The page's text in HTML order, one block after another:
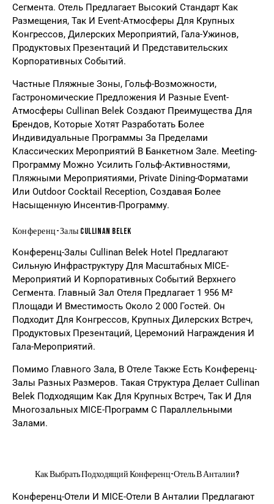
Сегмента. Отель Предлагает Высокий Стандарт Как
Размещения, Так И Event-Атмосферы Для Крупных
Конгрессов, Дилерских Мероприятий, Гала-Ужинов,
Продуктовых Презентаций И Представительских
Корпоративных Событий.
Частные Пляжные Зоны, Гольф-Возможности,
Гастрономические Предложения И Разные Event-
Атмосферы Cullinan Belek Создают Преимущества Для
Брендов, Которые Хотят Разработать Более
Индивидуальные Программы За Пределами
Классических Мероприятий В Банкетном Зале. Meeting-
Программу Можно Усилить Гольф-Активностями,
Пляжными Мероприятиями, Private Dining-Форматами
Или Outdoor Cocktail Reception, Создавая Более
Насыщенную Инсентив-Программу.
Конференц-Залы Cullinan Belek
Конференц-Залы Cullinan Belek Hotel Предлагают
Сильную Инфраструктуру Для Масштабных MICE-
Мероприятий И Корпоративных Событий Верхнего
Сегмента. Главный Зал Отеля Предлагает 1 956 М²
Площади И Вместимость Около 2 000 Гостей. Он
Подходит Для Конгрессов, Крупных Дилерских Встреч,
Продуктовых Презентаций, Церемоний Награждения И
Гала-Мероприятий.
Помимо Главного Зала, В Отеле Также Есть Конференц-
Залы Разных Размеров. Такая Структура Делает Cullinan
Belek Подходящим Как Для Крупных Встреч, Так И Для
Многозальных MICE-Программ С Параллельными
Залами.
Как Выбрать Подходящий Конференц-Отель В Анталии?
Конференц-Отели И MICE-Отели В Анталии Предлагают